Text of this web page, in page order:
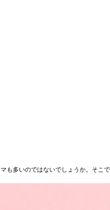
も多いのではないでしょうか。そこ